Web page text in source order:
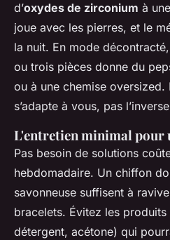
d’oxydes de zirconium à
joue avec les pierres, et le
la nuit. En mode
ou trois pièces donne du
ou à une chemise oversized.
s’adapte à vous, pas
L'entretien minimal pour
Pas besoin de solutions
hebdomadaire. Un chiffon
savonneuse suffisent à
bracelets. Évitez les
détergent, acétone) qui